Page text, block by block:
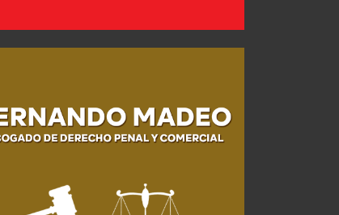
Último antecedente vs. Platense